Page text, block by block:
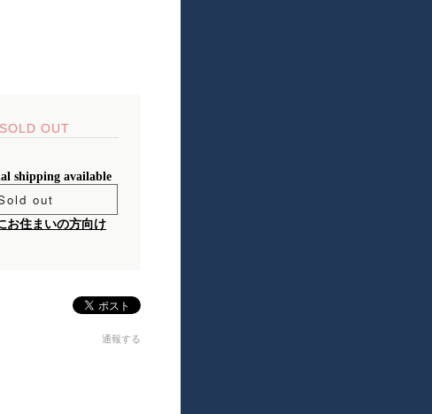
SOLD OUT
shipping available
out
お住まいの方向け
通報する